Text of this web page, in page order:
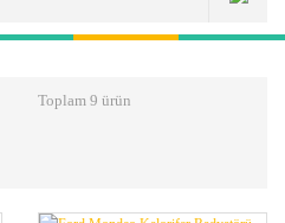
Toplam 9 ürün